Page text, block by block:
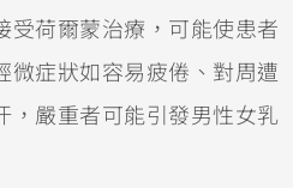
受荷爾蒙治療，可能使患者
微症狀如容易疲倦、對周遭
，嚴重者可能引發男性女乳